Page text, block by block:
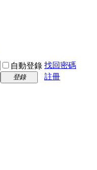
自動登錄 找回密碼
登錄
註冊